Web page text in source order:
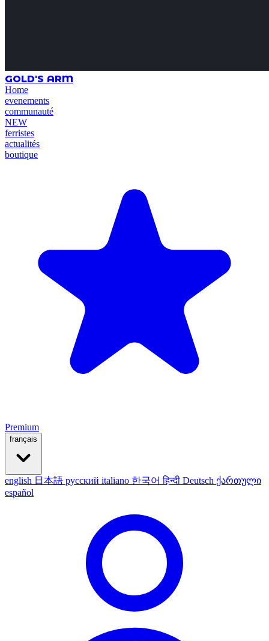
GOLD'S ARM
Home
evenements
communauté
NEW
ferristes
actualités
boutique
Premium
français
english 日本語 русский italiano 한국어हिन्दी Deutsch ქართული
español